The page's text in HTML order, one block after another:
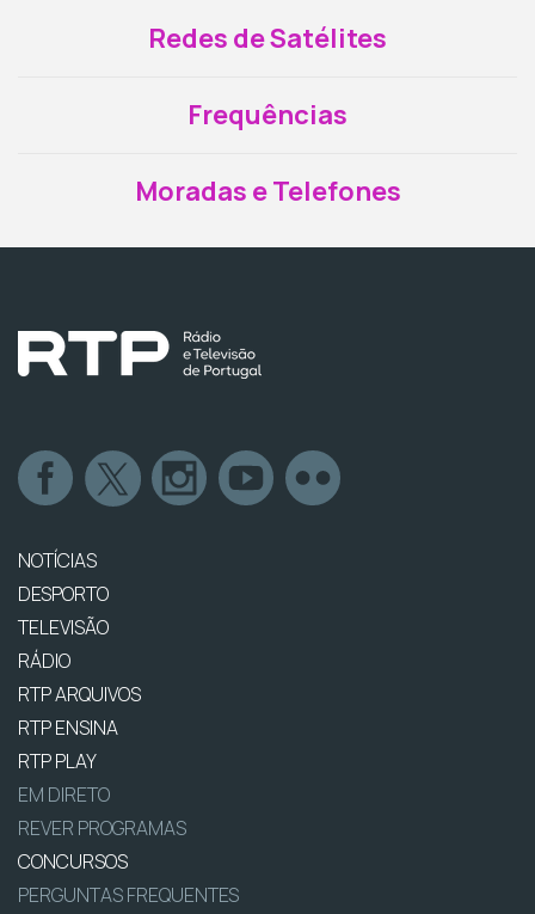
Redes de Satélites
Frequências
Moradas e Telefones
NOTÍCIAS
DESPORTO
TELEVISÃO
RÁDIO
RTP ARQUIVOS
RTP ENSINA
RTP PLAY
EM DIRETO
REVER PROGRAMAS
CONCURSOS
PERGUNTAS FREQUENTES